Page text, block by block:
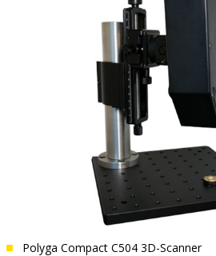
Polyga Compact C504 3D-Scanner